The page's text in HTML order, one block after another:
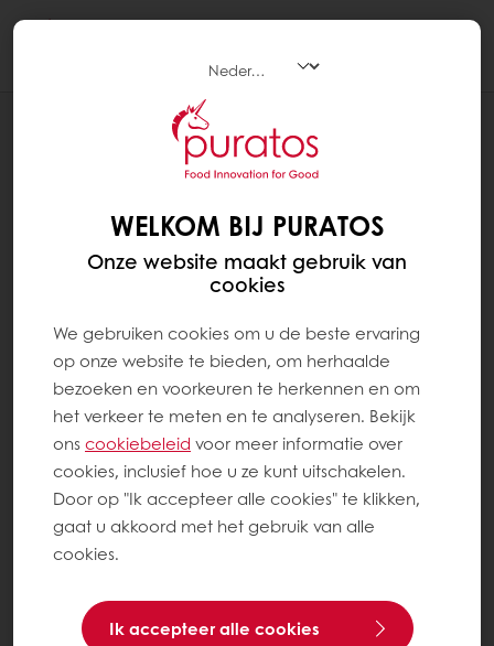
SLAGROOMTAART MET CHOCOLADE
WELKOM BIJ PURATOS
Onze website maakt gebruik van
cookies
We gebruiken cookies om u de beste ervaring
op onze website te bieden, om herhaalde
bezoeken en voorkeuren te herkennen en om
het verkeer te meten en te analyseren. Bekijk
ons ​​cookiebeleid voor meer informatie over
cookies, inclusief hoe u ze kunt uitschakelen.
Door op "Ik accepteer alle cookies" te klikken,
gaat u akkoord met het gebruik van alle
cookies.
Ik accepteer alle cookies